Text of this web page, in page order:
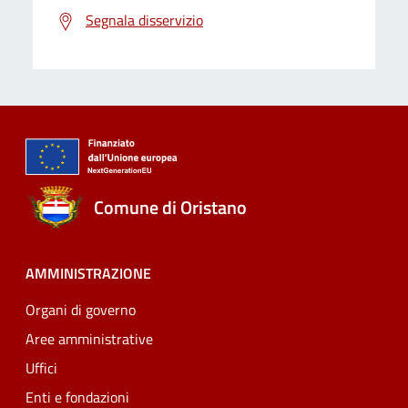
Segnala disservizio
Comune di Oristano
AMMINISTRAZIONE
Organi di governo
Aree amministrative
Uffici
Enti e fondazioni